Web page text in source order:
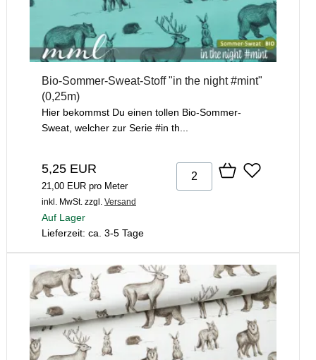
Bio-Sommer-Sweat-Stoff "in the night #mint"
(0,25m)
Hier bekommst Du einen tollen Bio-Sommer-
Sweat, welcher zur Serie #in th...
5,25 EUR
21,00 EUR pro Meter
inkl. MwSt. zzgl. Versand
Auf Lager
Lieferzeit: ca. 3-5 Tage